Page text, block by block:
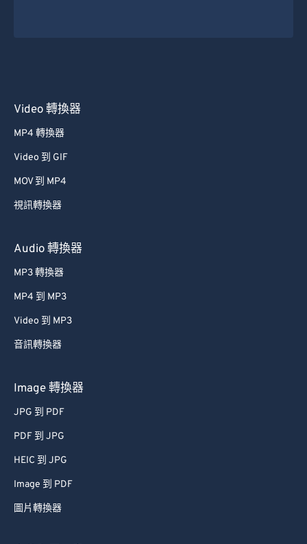
Video 轉換器
MP4 轉換器
Video 到 GIF
MOV 到 MP4
視訊轉換器
Audio 轉換器
MP3 轉換器
MP4 到 MP3
Video 到 MP3
音訊轉換器
Image 轉換器
JPG 到 PDF
PDF 到 JPG
HEIC 到 JPG
Image 到 PDF
圖片轉換器